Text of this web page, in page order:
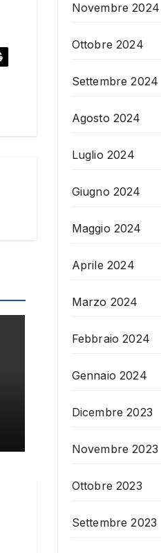
Novembre 2024
Ottobre 2024
Settembre 2024
Agosto 2024
Luglio 2024
Giugno 2024
Maggio 2024
Aprile 2024
Marzo 2024
Febbraio 2024
Gennaio 2024
Dicembre 2023
Novembre 2023
Ottobre 2023
Settembre 2023